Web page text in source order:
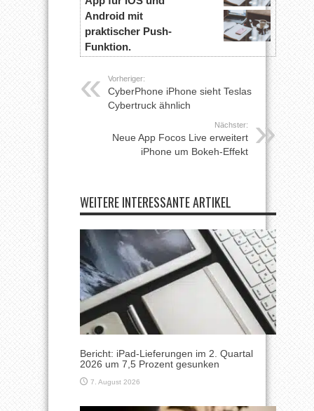
Android mit
praktischer Push-
Funktion.
Vorheriger:
CyberPhone iPhone sieht Teslas
Cybertruck ähnlich
Nächster:
Neue App Focos Live erweitert
iPhone um Bokeh-Effekt
WEITERE INTERESSANTE ARTIKEL
Bericht: iPad-Lieferungen im 2. Quartal
2026 um 7,5 Prozent gesunken
7. August 2026